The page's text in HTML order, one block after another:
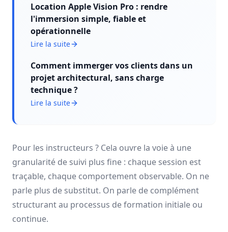
Location Apple Vision Pro : rendre
l'immersion simple, fiable et
opérationnelle
Lire la suite
Comment immerger vos clients dans un
projet architectural, sans charge
technique ?
Lire la suite
Pour les instructeurs ? Cela ouvre la voie à une
granularité de suivi plus fine : chaque session est
traçable, chaque comportement observable. On ne
parle plus de substitut. On parle de complément
structurant au processus de formation initiale ou
continue.